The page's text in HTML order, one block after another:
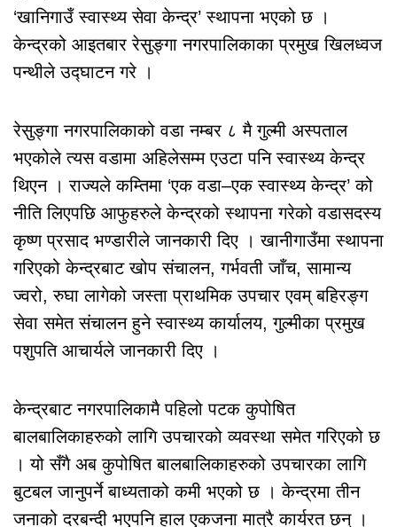
‘खानिगाउँ स्वास्थ्य सेवा केन्द्र’ स्थापना भएको छ ।
केन्द्रको आइतबार रेसुङ्गा नगरपालिकाका प्रमुख खिलध्वज
पन्थीले उद्घाटन गरे ।
रेसुङ्गा नगरपालिकाको वडा नम्बर ८ मै गुल्मी अस्पताल
भएकोले त्यस वडामा अहिलेसम्म एउटा पनि स्वास्थ्य केन्द्र
थिएन । राज्यले कम्तिमा ‘एक वडा–एक स्वास्थ्य केन्द्र’ को
नीति लिएपछि आफुहरुले केन्द्रको स्थापना गरेको वडासदस्य
कृष्ण प्रसाद भण्डारीले जानकारी दिए । खानीगाउँमा स्थापना
गरिएको केन्द्रबाट खोप संचालन, गर्भवती जाँच, सामान्य
ज्वरो, रुघा लागेको जस्ता प्राथमिक उपचार एवम् बहिरङ्ग
सेवा समेत संचालन हुने स्वास्थ्य कार्यालय, गुल्मीका प्रमुख
पशुपति आचार्यले जानकारी दिए ।
केन्द्रबाट नगरपालिकामै पहिलो पटक कुपोषित
बालबालिकाहरुको लागि उपचारको व्यवस्था समेत गरिएको छ
। यो सँगै अब कुपोषित बालबालिकाहरुको उपचारका लागि
बुटबल जानुपर्ने बाध्यताको कमी भएको छ । केन्द्रमा तीन
जनाको दरबन्दी भएपनि हाल एकजना मात्रै कार्यरत छन् ।